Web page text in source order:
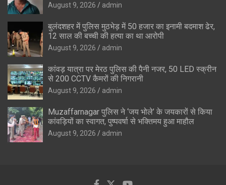
August 9, 2026 admin
बुलंदशहर में पुलिस मुठभेड़ में 50 हजार का इनामी बदमाश ढेर,
12 साल की बच्ची की हत्या का था आरोपी
August 9, 2026 admin
कांवड़ यात्रा पर मेरठ पुलिस की पैनी नजर, 50 LED स्क्रीन
से 200 CCTV कैमरों की निगरानी
August 9, 2026 admin
Muzaffarnagar पुलिस ने ‘जय भोले’ के जयकारों से किया
कांवड़ियों का स्वागत, पुष्पवर्षा से भक्तिमय हुआ माहौल
August 9, 2026 admin